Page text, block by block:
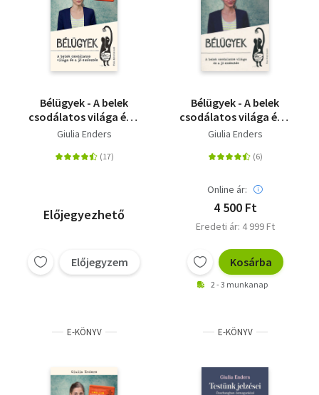
Bélügyek - A belek
csodálatos világa és a
jó emésztés
Giulia Enders
Előjegyezhető
Előjegyzem
Bélügyek - A belek
csodálatos világa és a
jó emésztés
Giulia Enders
Online ár:
4 500 Ft
Eredeti ár: 4 999 Ft
Kosárba
2 - 3 munkanap
E-KÖNYV E-KÖNYV